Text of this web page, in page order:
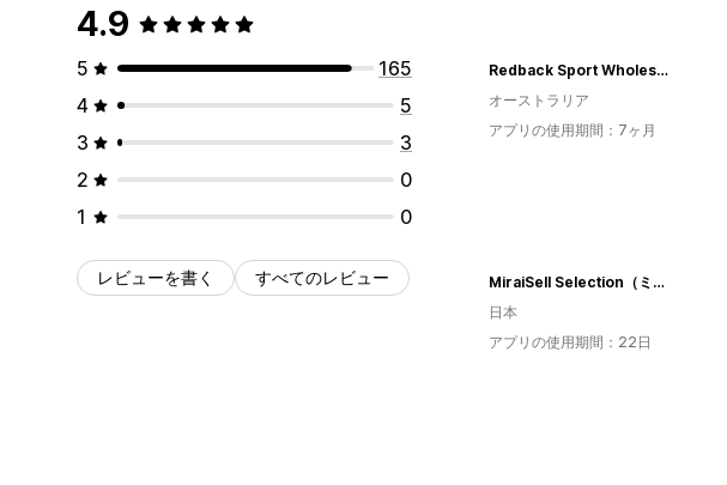
4.9
5
165
4
5
3
3
2
0
1
0
レビューを書く すべてのレビュー
Redback Sport Wholesale
オーストラリア
アプリの使用期間：7ヶ月
MiraiSell Selection（ミライセルセレクション）
日本
アプリの使用期間：22日